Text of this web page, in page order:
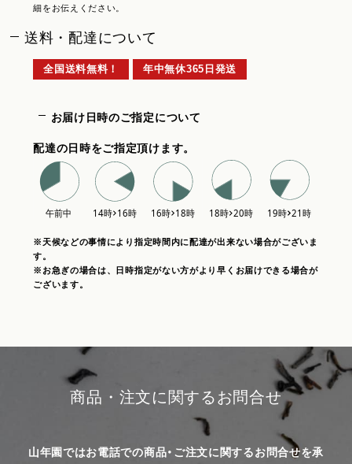
細をお伝えください。
送料・配達について
全国送料無料！ 年中無休365日発送
お届け日時のご指定について
配達の日時をご指定頂けます。
※天候などの事情により指定時間内に配達が出来ない場合がございま
す。
※お急ぎの場合は、日時指定がない方がより早くお届けできる場合が
ございます。
商品・注文に関するお問合せ
山年園ではお電話での商品・ご注文に関するお問合せを承